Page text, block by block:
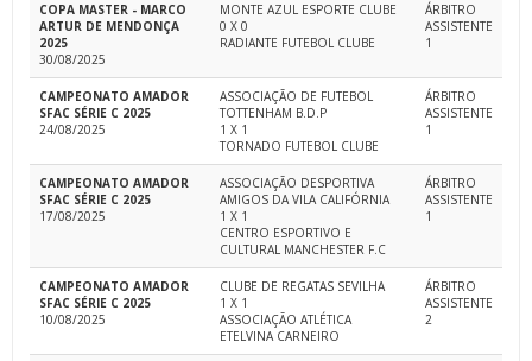
COPA MASTER - MARCO
ARTUR DE MENDONÇA
2025
30/08/2025
MONTE AZUL ESPORTE CLUBE
0 X 0
RADIANTE FUTEBOL CLUBE
ÁRBITRO
ASSISTENTE
1
CAMPEONATO AMADOR
SFAC SÉRIE C 2025
24/08/2025
ASSOCIAÇÃO DE FUTEBOL
TOTTENHAM B.D.P
1 X 1
TORNADO FUTEBOL CLUBE
ÁRBITRO
ASSISTENTE
1
CAMPEONATO AMADOR
SFAC SÉRIE C 2025
17/08/2025
ASSOCIAÇÃO DESPORTIVA
AMIGOS DA VILA CALIFÓRNIA
1 X 1
CENTRO ESPORTIVO E
CULTURAL MANCHESTER F.C
ÁRBITRO
ASSISTENTE
1
CAMPEONATO AMADOR
SFAC SÉRIE C 2025
10/08/2025
CLUBE DE REGATAS SEVILHA
1 X 1
ASSOCIAÇÃO ATLÉTICA
ETELVINA CARNEIRO
ÁRBITRO
ASSISTENTE
2